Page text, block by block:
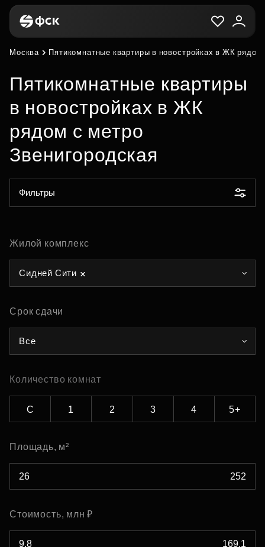
Москва Пятикомнатные квартиры в новостройках в ЖК рядом
Пятикомнатные квартиры
в новостройках в ЖК
рядом с метро
Звенигородская
Фильтры
Жилой комплекс
Сидней Сити
Срок сдачи
Все
Количество комнат
С 1 2 3 4 5+
Площадь, м²
Стоимость, млн ₽